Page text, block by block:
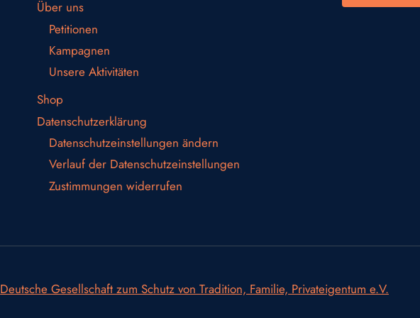
Über uns
Petitionen
Kampagnen
Unsere Aktivitäten
Shop
Datenschutzerklärung
Datenschutzeinstellungen ändern
Verlauf der Datenschutzeinstellungen
Zustimmungen widerrufen
Deutsche Gesellschaft zum Schutz von Tradition, Familie, Privateigentum e.V.